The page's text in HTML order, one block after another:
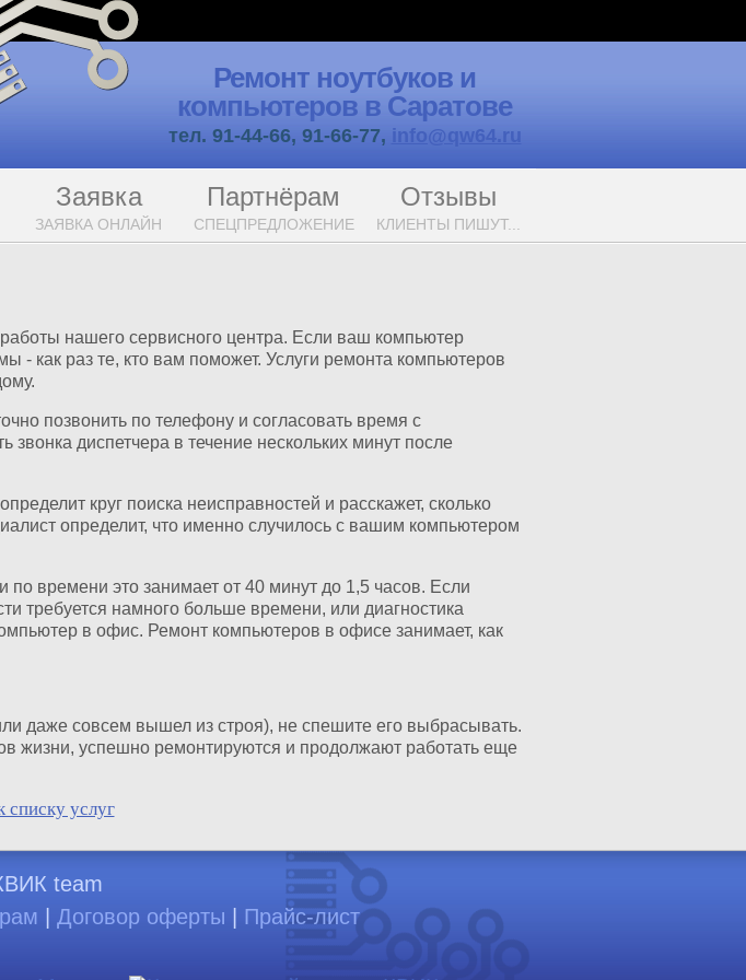
Ремонт ноутбуков и
компьютеров в Саратове
тел. 91-44-66, 91-66-77, info@qw64.ru
Заявка
ЗАЯВКА ОНЛАЙН
Партнёрам
СПЕЦПРЕДЛОЖЕНИЕ
Отзывы
КЛИЕНТЫ ПИШУТ...
нашего сервисного центра. Если ваш компьютер
- как раз те, кто вам поможет. Услуги ремонта компьютеров
позвонить по телефону и согласовать время с
звонка диспетчера в течение нескольких минут после
круг поиска неисправностей и расскажет, сколько
определит, что именно случилось с вашим компьютером
времени это занимает от 40 минут до 1,5 часов. Если
требуется намного больше времени, или диагностика
в офис. Ремонт компьютеров в офисе занимает, как
даже совсем вышел из строя), не спешите его выбрасывать.
жизни, успешно ремонтируются и продолжают работать еще
списку услуг
team
Договор оферты Прайс-лист